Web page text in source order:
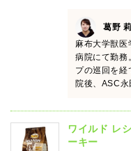
葛野
麻布大学獣医
病院にて勤務
プの巡回を経
院後、ASC
ワイルド レ
ーキー